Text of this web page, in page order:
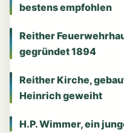
bestens empfohlen
Reither
gegründet 1894
Reither Kirche,
Heinrich geweiht
H.P. Wimmer, ein